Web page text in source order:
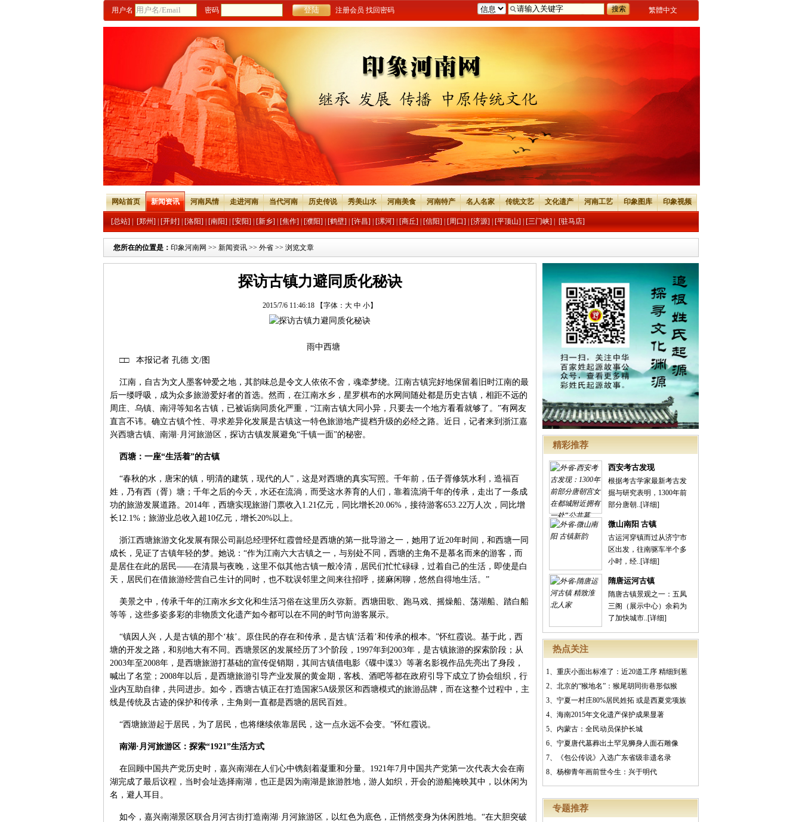
繁體中文
用户名 密码 注册会员 找回密码
网站首页 新闻资讯 河南风情 走进河南 当代河南 历史传说 秀美山水 河南美食 河南特产 名人名家 传统文艺 文化遗产 河南工艺 印象图库 印象视频
[总站] [郑州] [开封] [洛阳] [南阳] [安阳] [新乡] [焦作] [濮阳] [鹤壁] [许昌] [漯河] [商丘] [信阳] [周口] [济源] [平顶山] [三门峡] [驻马店]
您所在的位置是： 印象河南网 >> 新闻资讯 >> 外省 >> 浏览文章
精彩推荐
西安考古发现
根据考古学家最新考古发
掘与研究表明，1300年前
部分唐朝..[详细]
微山南阳 古镇
古运河穿镇而过从济宁市
区出发，往南驱车半个多
小时，经..[详细]
隋唐运河古镇
隋唐古镇景观之一：五凤
三阁（展示中心）余莉为
了加快城市..[详细]
热点关注
1、 重庆小面出标准了：近20道工序 精细到葱
2、 北京的“猴地名”：猴尾胡同街巷形似猴
3、 宁夏一村庄80%居民姓拓 或是西夏党项族
4、 海南2015年文化遗产保护成果显著
5、 内蒙古：全民动员保护长城
6、 宁夏唐代墓葬出土罕见狮身人面石雕像
7、
《包公传说》入选广东省级非遗名录
8、 杨柳青年画前世今生：兴于明代
专题推荐
探访古镇力避同质化秘诀
2015/7/6 11:46:18 【字体： 大 中 小】
雨中西塘
□□ 本报记者 孔德 文/图
江南，自古为文人墨客钟爱之地，其韵味总是令文人依依不舍，魂牵梦绕。江南古镇完好地保留着旧时江南的最
后一缕呼吸，成为众多旅游爱好者的首选。然而，在江南水乡，星罗棋布的水网间随处都是历史古镇，相距不远的
周庄、乌镇、南浔等知名古镇，已被诟病同质化严重，“江南古镇大同小异，只要去一个地方看看就够了。”有网友
直言不讳。确立古镇个性、寻求差异化发展是古镇这一特色旅游地产提档升级的必经之路。近日，记者来到浙江嘉
兴西塘古镇、南湖·月河旅游区，探访古镇发展避免“千镇一面”的秘密。
西塘：一座“生活着”的古镇
“春秋的水，唐宋的镇，明清的建筑，现代的人”，这是对西塘的真实写照。千年前，伍子胥修筑水利，造福百
姓，乃有西（胥）塘；千年之后的今天，水还在流淌，而受这水养育的人们，靠着流淌千年的传承，走出了一条成
功的旅游发展道路。2014年，西塘实现旅游门票收入1.21亿元，同比增长20.06%，接待游客653.22万人次，同比增
长12.1%；旅游业总收入超10亿元，增长20%以上。
浙江西塘旅游文化发展有限公司副总经理怀红霞曾经是西塘的第一批导游之一，她用了近20年时间，和西塘一同
成长，见证了古镇年轻的梦。她说：“作为江南六大古镇之一，与别处不同，西塘的主角不是慕名而来的游客，而
是居住在此的居民——在清晨与夜晚，这里不似其他古镇一般冷清，居民们忙忙碌碌，过着自己的生活，即使是白
天，居民们在借旅游经营自己生计的同时，也不耽误邻里之间来往招呼，搓麻闲聊，悠然自得地生活。”
美景之中，传承千年的江南水乡文化和生活习俗在这里历久弥新。西塘田歌、跑马戏、摇燥船、荡湖船、踏白船
等等，这些多姿多彩的非物质文化遗产如今都可以在不同的时节向游客展示。
“镇因人兴，人是古镇的那个‘核’。原住民的存在和传承，是古镇‘活着’和传承的根本。”怀红霞说。基于此，西
塘的开发之路，和别地大有不同。西塘景区的发展经历了3个阶段，1997年到2003年，是古镇旅游的探索阶段；从
2003年至2008年，是西塘旅游打基础的宣传促销期，其间古镇借电影《碟中谍3》等著名影视作品先亮出了身段，
喊出了名堂；2008年以后，是西塘旅游引导产业发展的黄金期，客栈、酒吧等都在政府引导下成立了协会组织，行
业内互助自律，共同进步。如今，西塘古镇正在打造国家5A级景区和西塘模式的旅游品牌，而在这整个过程中，主
线是传统及古迹的保护和传承，主角则一直都是西塘的居民百姓。
“西塘旅游起于居民，为了居民，也将继续依靠居民，这一点永远不会变。”怀红霞说。
南湖·月河旅游区：探索“1921”生活方式
在回顾中国共产党历史时，嘉兴南湖在人们心中镌刻着凝重和分量。1921年7月中国共产党第一次代表大会在南
湖完成了最后议程，当时会址选择南湖，也正是因为南湖是旅游胜地，游人如织，开会的游船掩映其中，以休闲为
名，避人耳目。
如今，嘉兴南湖景区联合月河古街打造南湖·月河旅游区，以红色为底色，正悄然变身为休闲胜地。“在大胆突破